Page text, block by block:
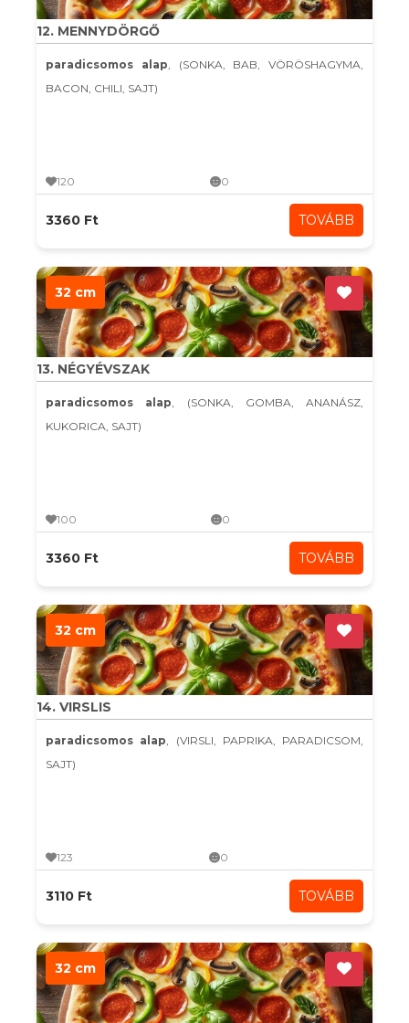
12. MENNYDÖRGŐ
paradicsomos alap, (SONKA, BAB, VÖRÖSHAGYMA,
BACON, CHILI, SAJT)
120 0
3360 Ft TOVÁBB
32 cm
13. NÉGYÉVSZAK
paradicsomos alap, (SONKA, GOMBA, ANANÁSZ,
KUKORICA, SAJT)
100 0
3360 Ft TOVÁBB
32 cm
14. VIRSLIS
paradicsomos alap, (VIRSLI, PAPRIKA, PARADICSOM,
SAJT)
123 0
3110 Ft TOVÁBB
32 cm